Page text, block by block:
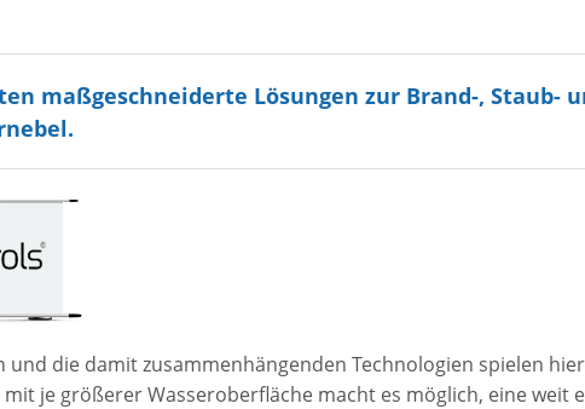
maßgeschneiderte Lösungen zur Brand-, Staub-
die damit zusammenhängenden Technologien spielen
je größerer Wasseroberfläche macht es möglich, eine weit